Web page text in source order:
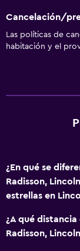
Plantas
Bar/lounge
Tetera/cafetera
La comida se
Cancelación/
Las políticas de
habitación y el
¿En qué se
Radisson,
estrellas en
¿A qué
Radisson,